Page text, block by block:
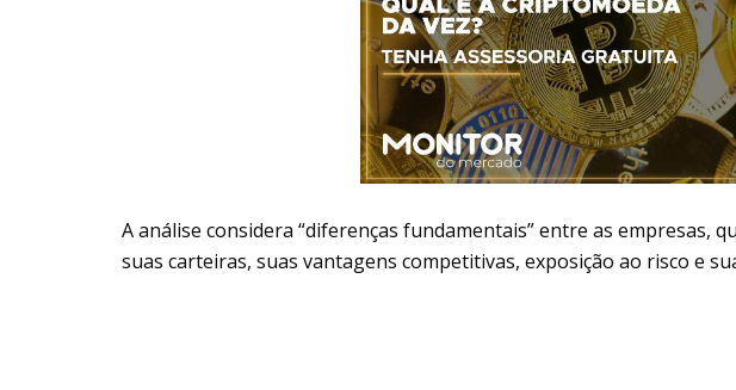
A análise considera “diferenças fundamentais” entre as empresas,
suas carteiras, suas vantagens competitivas, exposição ao risco e